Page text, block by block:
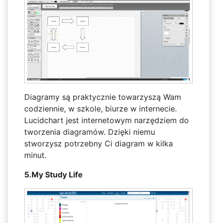
Diagramy są praktycznie towarzyszą Wam
codziennie, w szkole, biurze w internecie.
Lucidchart jest internetowym narzędziem do
tworzenia diagramów. Dzięki niemu
stworzysz potrzebny Ci diagram w kilka
minut.
5.My Study Life